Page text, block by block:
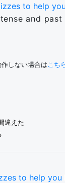
to help
and
しない場合は こち
違えた
to help you